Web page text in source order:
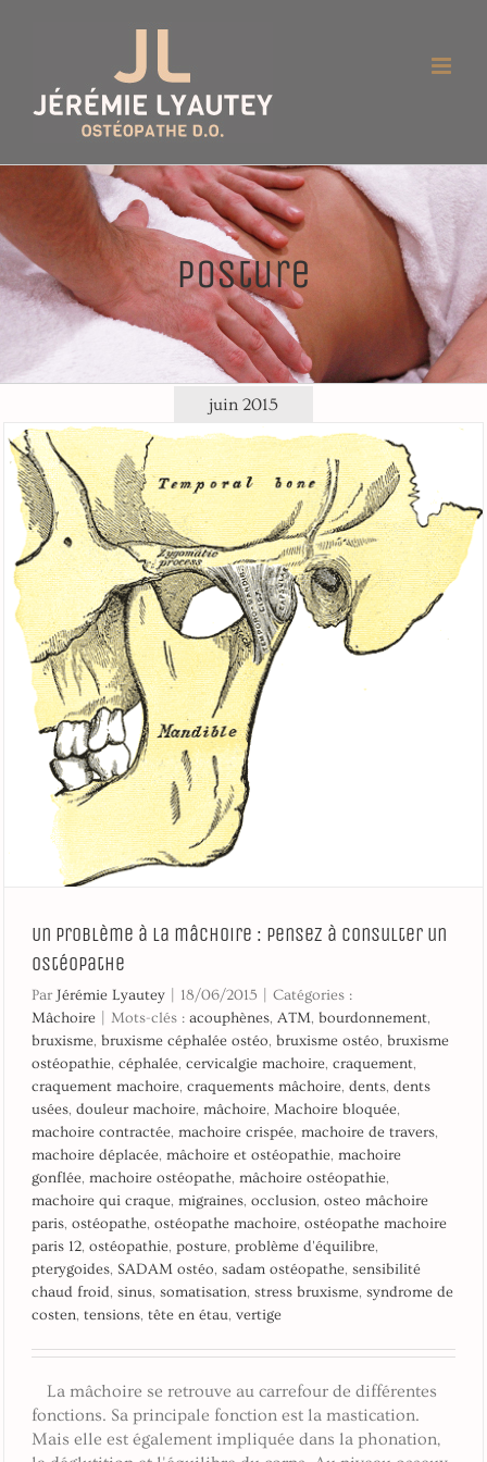
posture
juin 2015
Un problème à la mâchoire : pensez à consulter un
ostéopathe
Par Jérémie Lyautey 18/06/2015
Catégories :
Mâchoire
Mots-clés : acouphènes, ATM, bourdonnement,
bruxisme, bruxisme céphalée ostéo, bruxisme ostéo, bruxisme
ostéopathie, céphalée, cervicalgie machoire, craquement,
craquement machoire, craquements mâchoire, dents, dents
usées, douleur machoire, mâchoire, Machoire bloquée,
machoire contractée, machoire crispée, machoire de travers,
machoire déplacée, mâchoire et ostéopathie, machoire
gonflée, machoire ostéopathe, mâchoire ostéopathie,
machoire qui craque, migraines, occlusion, osteo mâchoire
paris, ostéopathe, ostéopathe machoire, ostéopathe machoire
paris 12, ostéopathie, posture, problème d'équilibre,
pterygoides, SADAM ostéo, sadam ostéopathe, sensibilité
chaud froid, sinus, somatisation, stress bruxisme, syndrome de
costen, tensions, tête en étau, vertige
La mâchoire se retrouve au carrefour de différentes
fonctions. Sa principale fonction est la mastication.
Mais elle est également impliquée dans la phonation,